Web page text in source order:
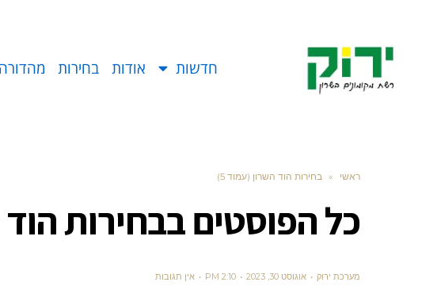
חדשות אודות בחירות
ראשי » בחירות הוד השרון (עמוד 5)
כל הפוסטים בבחירות
מערכת ירוק אוגוסט 30, 2023 2:10 PM אין תגובות